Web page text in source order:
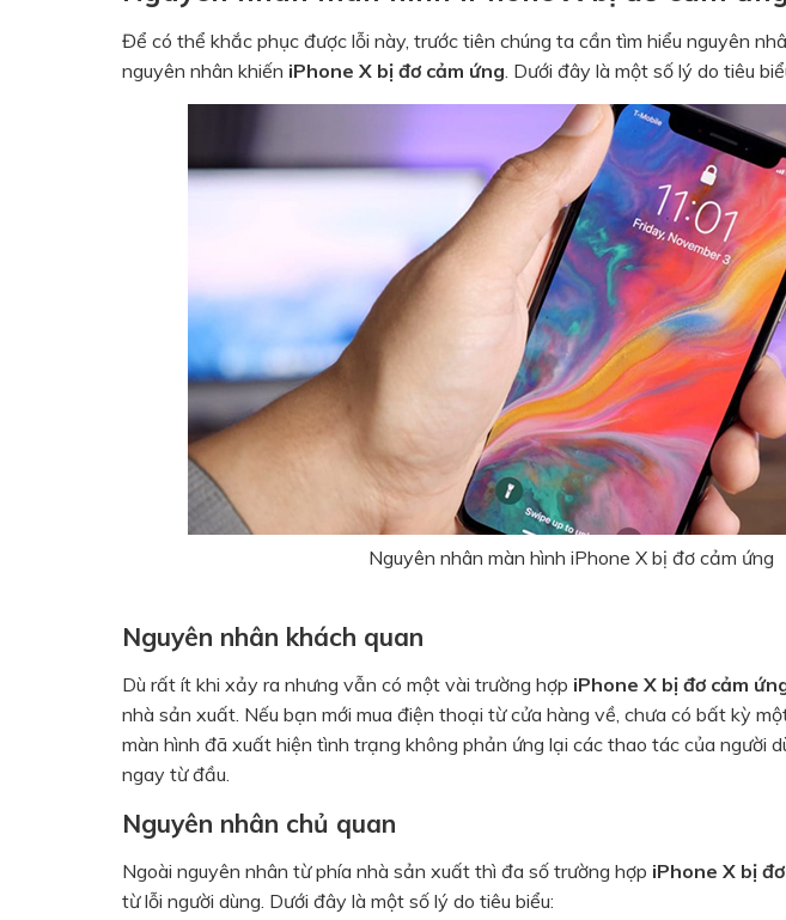
Để có thể khắc phục được lỗi này, trước tiên chúng ta cần tìm hiểu nguyên
nguyên nhân khiến iPhone X bị đơ cảm ứng. Dưới đây là một số lý do tiêu
Nguyên nhân màn hình iPhone X bị đơ cảm ứng
Nguyên nhân khách quan
Dù rất ít khi xảy ra nhưng vẫn có một vài trường hợp iPhone X bị đơ cảm
nhà sản xuất. Nếu bạn mới mua điện thoại từ cửa hàng về, chưa có bất kỳ
màn hình đã xuất hiện tình trạng không phản ứng lại các thao tác của người
ngay từ đầu.
Nguyên nhân chủ quan
Ngoài nguyên nhân từ phía nhà sản xuất thì đa số trường hợp iPhone X bị
từ lỗi người dùng. Dưới đây là một số lý do tiêu biểu: